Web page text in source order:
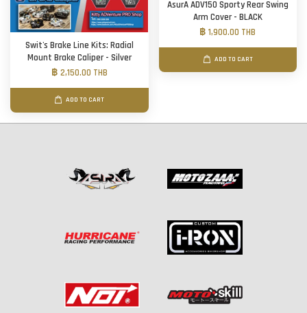
Swit's Brake Line Kits: Radial
Mount Brake Caliper - Silver
฿ 2,150.00 THB
ADD TO CART
AsurA ADV150 Sporty Rear Swing
Arm Cover - BLACK
฿ 1,900.00 THB
ADD TO CART